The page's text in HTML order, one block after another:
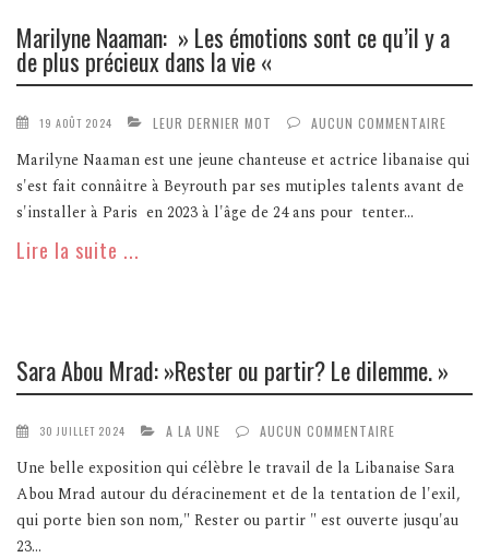
Marilyne Naaman: » Les émotions sont ce qu’il y a
de plus précieux dans la vie «
19 AOÛT 2024 LEUR DERNIER MOT AUCUN COMMENTAIRE
Marilyne Naaman est une jeune chanteuse et actrice libanaise qui
s'est fait connâitre à Beyrouth par ses mutiples talents avant de
s'installer à Paris en 2023 à l'âge de 24 ans pour tenter...
Lire la suite ...
Sara Abou Mrad: »Rester ou partir? Le dilemme. »
30 JUILLET 2024 A LA UNE AUCUN COMMENTAIRE
Une belle exposition qui célèbre le travail de la Libanaise Sara
Abou Mrad autour du déracinement et de la tentation de l'exil,
qui porte bien son nom," Rester ou partir " est ouverte jusqu'au
23...